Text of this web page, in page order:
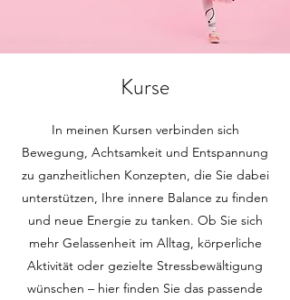
Kurse
In meinen Kursen verbinden sich
Bewegung, Achtsamkeit und Entspannung
zu ganzheitlichen Konzepten, die Sie dabei
unterstützen, Ihre innere Balance zu finden
und neue Energie zu tanken. Ob Sie sich
mehr Gelassenheit im Alltag, körperliche
Aktivität oder gezielte Stressbewältigung
wünschen – hier finden Sie das passende